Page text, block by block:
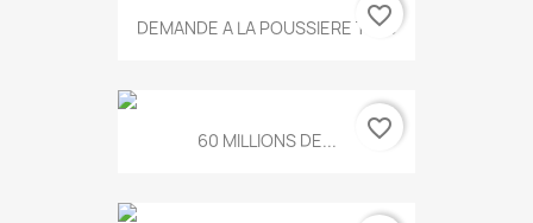
DEMANDE A LA POUSSIERE T.778
favorite_border
60 MILLIONS DE... favorite_border